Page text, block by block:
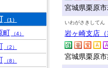
宮城県栗原
いわがさきしてん
岩ヶ崎支店（
宮城県栗原
（1）
町 （4）
（2）
（8）